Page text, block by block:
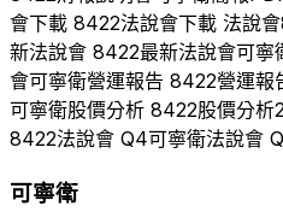
會下載 8422法說會下載 法說會
新法說會 8422最新法說會可寧
會可寧衛營運報告 8422營運報
可寧衛股價分析 8422股價分析
8422法說會 Q4可寧衛法說會 Q
可寧衛